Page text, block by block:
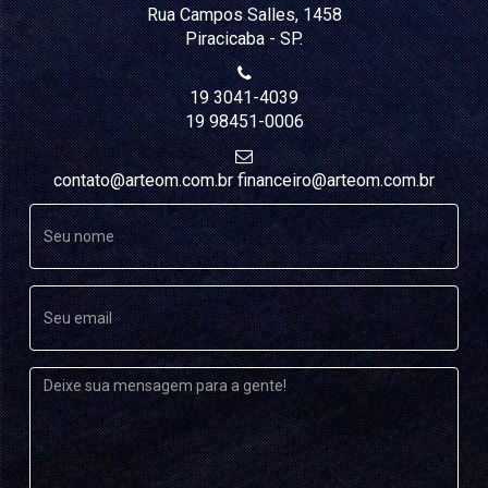
SALAS
PARA
LOCAÇÃO
SALA COMUM
SALA SHAKTI
SALA DEVI (TÉRREA)
SALA SARASWATI (PISO SUPERIOR)
SALA GANESHA (PISO SUPERIOR)
SALA PSICOLOGIA
BLOG
LOJA
CONTATO
Rua Campos Salles, 1458
Piracicaba - SP.
19 3041-4039
19 98451-0006
contato@arteom.com.br financeiro@arteom.com.br